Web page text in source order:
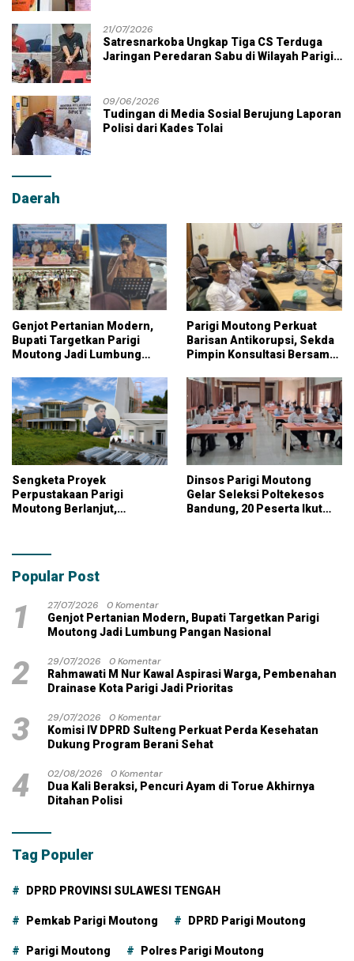
21/07/2026
Satresnarkoba Ungkap Tiga CS Terduga
Jaringan Peredaran Sabu di Wilayah Parigi
09/06/2026
Tudingan di Media Sosial Berujung Laporan
Polisi dari Kades Tolai
Daerah
Genjot Pertanian Modern,
Bupati Targetkan Parigi
Moutong Jadi Lumbung
Parigi Moutong Perkuat
Barisan Antikorupsi, Sekda
Pimpin Konsultasi Bersama
Sengketa Proyek
Perpustakaan Parigi
Moutong Berlanjut,
dengan Dana Pribadi
Dinsos Parigi Moutong
Gelar Seleksi Poltekesos
Bandung, 20 Peserta Ikut
Popular Post
1 27/07/2026
0 Komentar
Genjot Pertanian Modern, Bupati Targetkan Parigi
Moutong Jadi Lumbung Pangan Nasional
2 29/07/2026
0 Komentar
Rahmawati M Nur Kawal Aspirasi Warga, Pembenahan
Drainase Kota Parigi Jadi Prioritas
3 29/07/2026
0 Komentar
Komisi IV DPRD Sulteng Perkuat Perda Kesehatan
Dukung Program Berani Sehat
4 02/08/2026
0 Komentar
Dua Kali Beraksi, Pencuri Ayam di Torue Akhirnya
Ditahan Polisi
Tag Populer
DPRD PROVINSI SULAWESI TENGAH
Pemkab Parigi Moutong DPRD Parigi Moutong
Parigi Moutong Polres Parigi Moutong